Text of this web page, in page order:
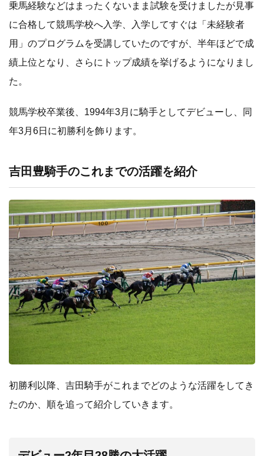
乗馬経験などはまったくないまま試験を受けましたが見事
に合格して競馬学校へ入学、入学してすぐは「未経験者
用」のプログラムを受講していたのですが、半年ほどで成
績上位となり、さらにトップ成績を挙げるようになりまし
た。
競馬学校卒業後、1994年3月に騎手としてデビューし、同
年3月6日に初勝利を飾ります。
吉田豊騎手のこれまでの活躍を紹介
初勝利以降、吉田騎手がこれまでどのような活躍をしてき
たのか、順を追って紹介していきます。